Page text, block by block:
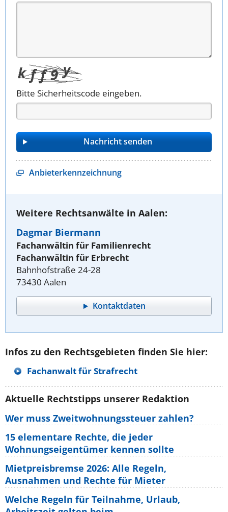
Bitte Sicherheitscode eingeben.
Anbieterkennzeichnung
Weitere Rechtsanwälte in Aalen:
Dagmar Biermann
Fachanwältin für Familienrecht
Fachanwältin für Erbrecht
Bahnhofstraße 24-28
73430 Aalen
Kontaktdaten
Infos zu den Rechtsgebieten finden Sie hier:
Fachanwalt für Strafrecht
Aktuelle Rechtstipps unserer Redaktion
Wer muss Zweitwohnungssteuer zahlen?
15 elementare Rechte, die jeder
Wohnungseigentümer kennen sollte
Mietpreisbremse 2026: Alle Regeln,
Ausnahmen und Rechte für Mieter
Welche Regeln für Teilnahme, Urlaub,